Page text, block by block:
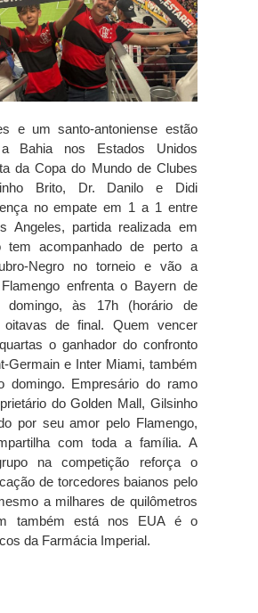
e um santo-antoniense estão
a Bahia nos Estados Unidos
da Copa do Mundo de Clubes
Brito, Dr. Danilo e Didi
no empate em 1 a 1 entre
Angeles, partida realizada em
tem acompanhado de perto a
Negro no torneio e vão a
enfrenta o Bayern de
domingo, às 17h (horário de
oitavas de final. Quem vencer
o ganhador do confronto
Germain e Inter Miami, também
domingo. Empresário do ramo
do Golden Mall, Gilsinho
por seu amor pelo Flamengo,
com toda a família. A
na competição reforça o
de torcedores baianos pelo
a milhares de quilômetros
também está nos EUA é o
da Farmácia Imperial.